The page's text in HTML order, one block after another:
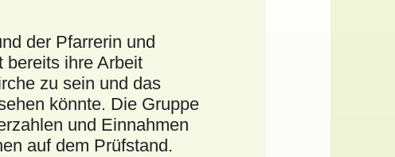
der Pfarrerin und
bereits ihre Arbeit
zu sein und das
könnte. Die Gruppe
und Einnahmen
auf dem Prüfstand.